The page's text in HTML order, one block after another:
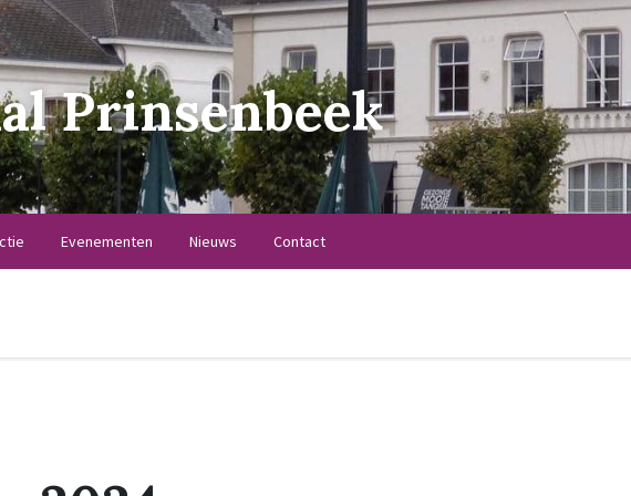
Prinsenbeek
Evenementen Nieuws Contact